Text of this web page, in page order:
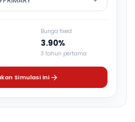
Bunga fixed
3.90%
3 tahun pertama
Simulasi Ini